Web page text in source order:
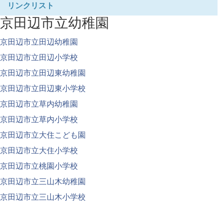
リンクリスト
京田辺市立幼稚園
京田辺市立田辺幼稚園
京田辺市立田辺小学校
京田辺市立田辺東幼稚園
京田辺市立田辺東小学校
京田辺市立草内幼稚園
京田辺市立草内小学校
京田辺市立大住こども園
京田辺市立大住小学校
京田辺市立桃園小学校
京田辺市立三山木幼稚園
京田辺市立三山木小学校